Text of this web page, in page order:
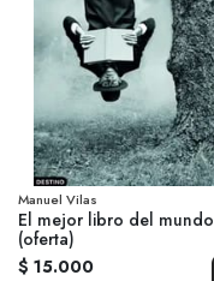
Manuel Vilas
El mejor libro del mundo
(oferta)
$ 15.000